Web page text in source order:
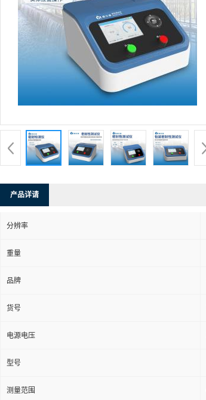
产品详请
分辨率
重量
品牌
货号
电源电压
型号
测量范围